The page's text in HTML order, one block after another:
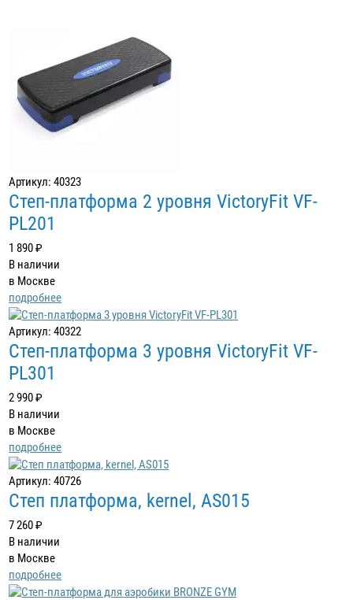
Артикул: 40323
Степ-платформа 2 уровня VictoryFit VF-
PL201
1 890 ₽
В наличии
в Москве
подробнее
Артикул: 40322
Степ-платформа 3 уровня VictoryFit VF-
PL301
2 990 ₽
В наличии
в Москве
подробнее
Артикул: 40726
Степ платформа, kernel, AS015
7 260 ₽
В наличии
в Москве
подробнее